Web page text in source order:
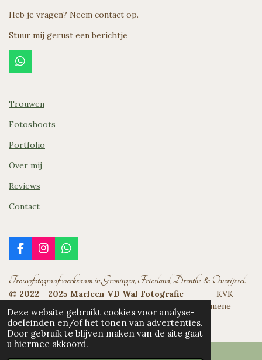
Deze website gebruikt cookies voor analyse-
doeleinden en/of het tonen van advertenties.
Door gebruik te blijven maken van de site gaat
u hiermee akkoord.
Heb je vragen? Neem contact op.
Stuur mij gerust een berichtje
W
h
s
p
Trouwen
Fotoshoots
Portfolio
Over mij
Reviews
Contact
F
a
e
b
o
k
I
n
t
a
g
r
a
m
W
h
t
s
p
p
Trouwfotograaf werkzaam in Groningen, Friesland, Drenthe & Overijssel.
© 2022 - 2025 Marleen VD Wal Fotografie
KVK
nummer: 94649863
Privacy Verklaring |
Algemene
Voorwaarden